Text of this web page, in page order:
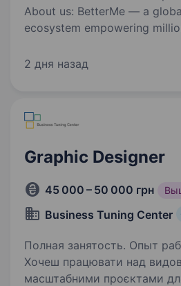
About us: BetterMe — a
ecosystem empowering
We build what makes people
2 дня назад
Graphic Designer
45 000 – 50 000 грн
Business Tuning Center
Полная занятость. Опыт
Хочеш працювати над
масштабними проєктами